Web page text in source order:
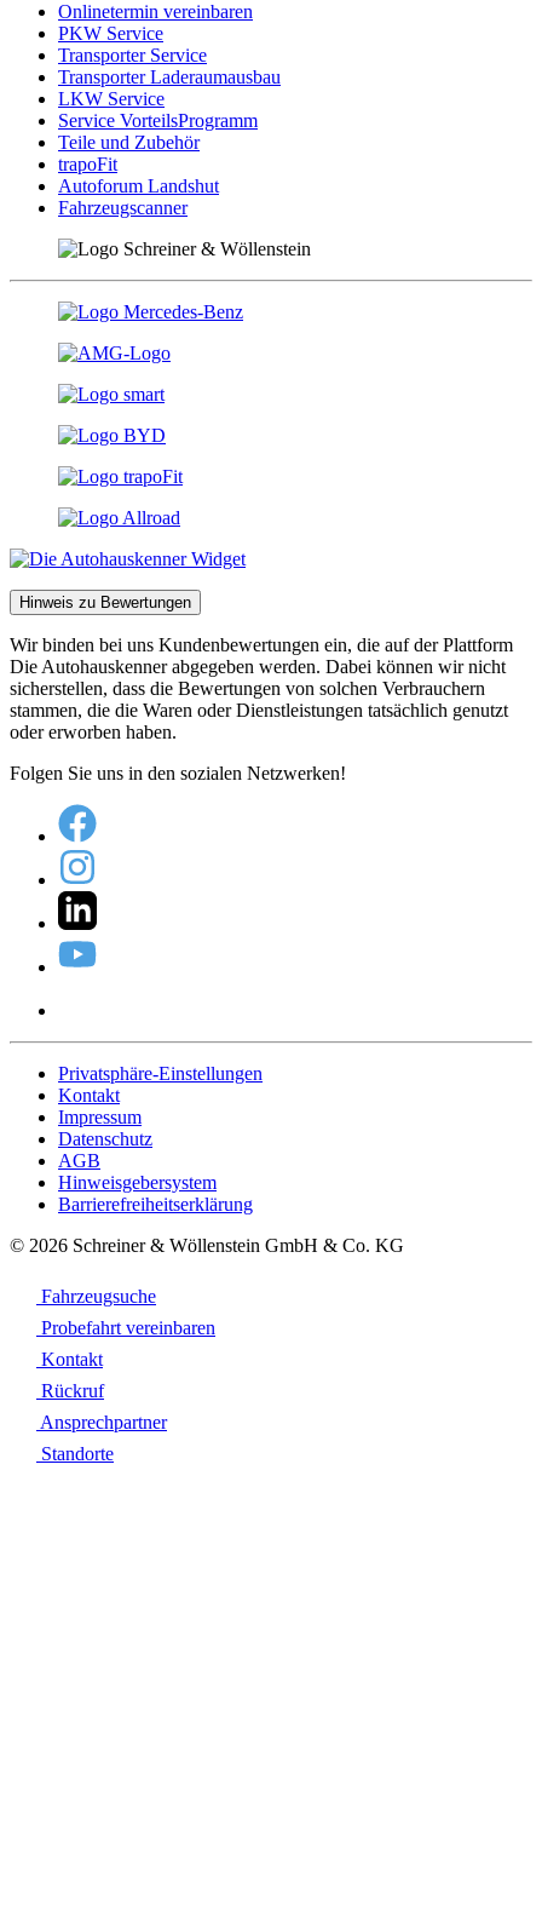
Onlinetermin vereinbaren
PKW Service
Transporter Service
Transporter Laderaumausbau
LKW Service
Service VorteilsProgramm
Teile und Zubehör
trapoFit
Autoforum Landshut
Fahrzeugscanner
Hinweis zu Bewertungen
Wir binden bei uns Kundenbewertungen ein, die auf der Plattform
Die Autohauskenner abgegeben werden. Dabei können wir nicht
sicherstellen, dass die Bewertungen von solchen Verbrauchern
stammen, die die Waren oder Dienstleistungen tatsächlich genutzt
oder erworben haben.
Folgen Sie uns in den sozialen Netzwerken!
Privatsphäre-Einstellungen
Kontakt
Impressum
Datenschutz
AGB
Hinweisgebersystem
Barrierefreiheitserklärung
© 2026 Schreiner & Wöllenstein GmbH & Co. KG
Fahrzeugsuche
Probefahrt vereinbaren
Kontakt
Rückruf
Ansprechpartner
Standorte